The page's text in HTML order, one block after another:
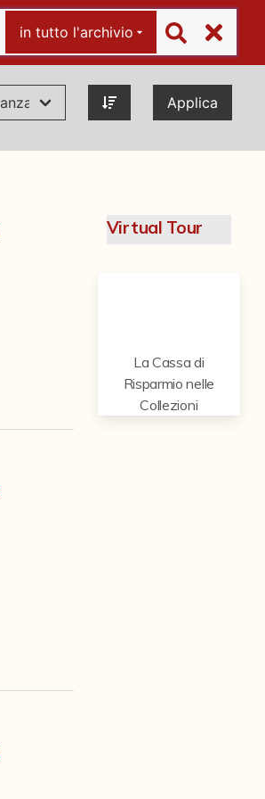
in tutto l'archivio
Applica
Virtual Tour
La Cassa di
Risparmio nelle
Collezioni